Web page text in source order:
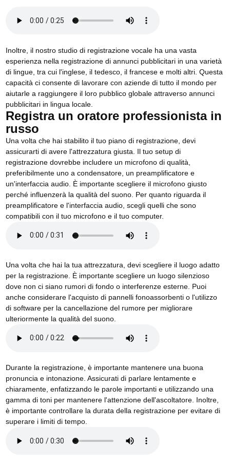
Inoltre, il nostro studio di registrazione vocale ha una vasta
esperienza nella registrazione di annunci pubblicitari in una varietà
di lingue, tra cui l'inglese, il tedesco, il francese e molti altri. Questa
capacità ci consente di lavorare con aziende di tutto il mondo per
aiutarle a raggiungere il loro pubblico globale attraverso annunci
pubblicitari in lingua locale.
Registra un oratore professionista in
russo
Una volta che hai stabilito il tuo piano di registrazione, devi
assicurarti di avere l'attrezzatura giusta. Il tuo setup di
registrazione dovrebbe includere un microfono di qualità,
preferibilmente uno a condensatore, un preamplificatore e
un'interfaccia audio. È importante scegliere il microfono giusto
perché influenzerà la qualità del suono. Per quanto riguarda il
preamplificatore e l'interfaccia audio, scegli quelli che sono
compatibili con il tuo microfono e il tuo computer.
Una volta che hai la tua attrezzatura, devi scegliere il luogo adatto
per la registrazione. È importante scegliere un luogo silenzioso
dove non ci siano rumori di fondo o interferenze esterne. Puoi
anche considerare l'acquisto di pannelli fonoassorbenti o l'utilizzo
di software per la cancellazione del rumore per migliorare
ulteriormente la qualità del suono.
Durante la registrazione, è importante mantenere una buona
pronuncia e intonazione. Assicurati di parlare lentamente e
chiaramente, enfatizzando le parole importanti e utilizzando una
gamma di toni per mantenere l'attenzione dell'ascoltatore. Inoltre,
è importante controllare la durata della registrazione per evitare di
superare i limiti di tempo.